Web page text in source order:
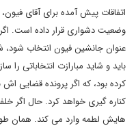
اتفاقات پیش آمده برای آقای
وضعیت دشواری قرار داده است.
عنوان جانشین فیون انتخاب
باید و شاید مبارازت انتخاباتی را
کرده بود، که اگر پرونده قضایی
کناره گیری خواهد کرد. حال اگر
هایش لطمه وارد می کند. همان